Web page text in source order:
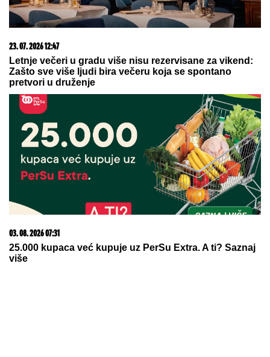
20. 07. 2026 08:04
REGISTRUJ SE UZ PROMO KOD CASINO Preuzmi
1500 BESPLATNIH SPINOVA